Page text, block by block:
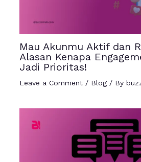
Mau Akunmu Aktif dan
Alasan Kenapa
Jadi Prioritas!
Leave a Comment / Blog/ By